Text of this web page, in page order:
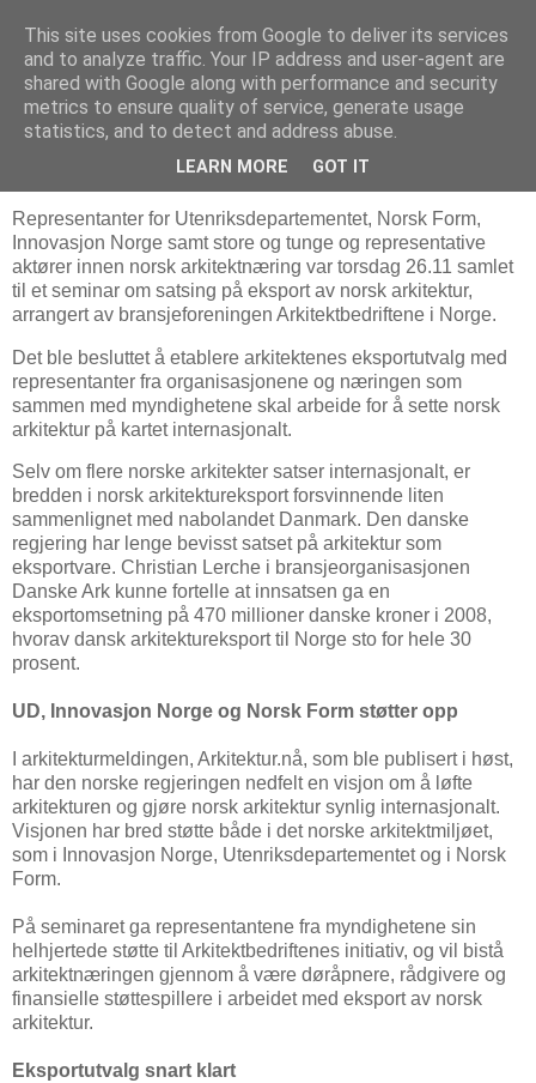
Arkitektur & Miljøteknologi
08 desember 2009
Ønsker å eksportere norsk arkitektur
Representanter for Utenriksdepartementet, Norsk Form,
Innovasjon Norge samt store og tunge og representative
aktører innen norsk arkitektnæring var torsdag 26.11 samlet
til et seminar om satsing på eksport av norsk arkitektur,
arrangert av bransjeforeningen Arkitektbedriftene i Norge.
Det ble besluttet å etablere arkitektenes eksportutvalg med
representanter fra organisasjonene og næringen som
sammen med myndighetene skal arbeide for å sette norsk
arkitektur på kartet internasjonalt.
Selv om flere norske arkitekter satser internasjonalt, er
bredden i norsk arkitektureksport forsvinnende liten
sammenlignet med nabolandet Danmark. Den danske
regjering har lenge bevisst satset på arkitektur som
eksportvare. Christian Lerche i bransjeorganisasjonen
Danske Ark kunne fortelle at innsatsen ga en
eksportomsetning på 470 millioner danske kroner i 2008,
hvorav dansk arkitektureksport til Norge sto for hele 30
prosent.
UD, Innovasjon Norge og Norsk Form støtter opp
I arkitekturmeldingen, Arkitektur.nå, som ble publisert i høst,
har den norske regjeringen nedfelt en visjon om å løfte
arkitekturen og gjøre norsk arkitektur synlig internasjonalt.
Visjonen har bred støtte både i det norske arkitektmiljøet,
som i Innovasjon Norge, Utenriksdepartementet og i Norsk
Form.
På seminaret ga representantene fra myndighetene sin
helhjertede støtte til Arkitektbedriftenes initiativ, og vil bistå
arkitektnæringen gjennom å være døråpnere, rådgivere og
finansielle støttespillere i arbeidet med eksport av norsk
arkitektur.
Eksportutvalg snart klart
This site uses cookies from Google to deliver its services
and to analyze traffic. Your IP address and user-agent are
shared with Google along with performance and security
metrics to ensure quality of service, generate usage
statistics, and to detect and address abuse.
LEARN MORE GOT IT